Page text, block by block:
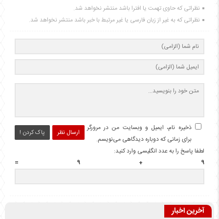
نظراتی که حاوی تهمت یا افترا باشد منتشر نخواهد شد.
نظراتی که به غیر از زبان فارسی یا غیر مرتبط با خبر باشد منتشر نخواهد شد.
ارسال نظر پاک کردن !
ذخیره نام، ایمیل و وبسایت من در مرورگر
برای زمانی که دوباره دیدگاهی می‌نویسم.
لطفا پاسخ را به عدد انگلیسی وارد کنید:
9 + 9 =
آخرین اخبار